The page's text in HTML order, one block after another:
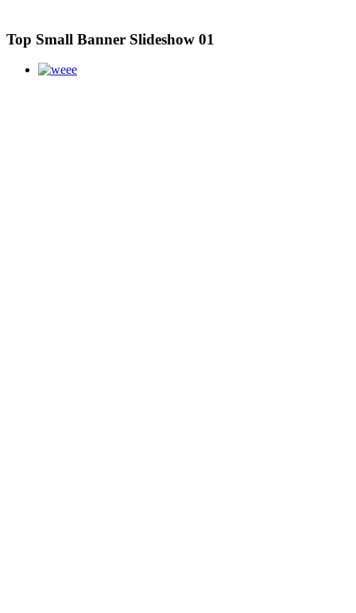
Top Small Banner Slideshow 01